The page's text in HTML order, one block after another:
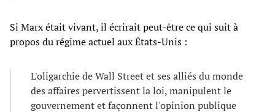
Si Marx était vivant, il écrirait peut-être ce qui suit à
propos du régime actuel aux États-Unis :
L'oligarchie de Wall Street et ses alliés du monde
des affaires pervertissent la loi, manipulent le
gouvernement et façonnent l'opinion publique